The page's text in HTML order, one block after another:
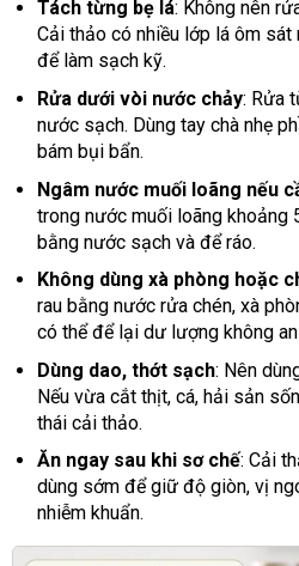
Tách từng bẹ lá: Không nên
Cải thảo có nhiều lớp lá ôm sát
để làm sạch kỹ.
Rửa dưới vòi nước chảy: Rửa
nước sạch. Dùng tay chà nhẹ
bám bụi bẩn.
Ngâm nước muối loãng nếu
trong nước muối loãng khoảng
bằng nước sạch và để ráo.
Không dùng xà phòng hoặc
rau bằng nước rửa chén, xà
có thể để lại dư lượng không
Dùng dao, thớt sạch: Nên
Nếu vừa cắt thịt, cá, hải sản
thái cải thảo.
Ăn ngay sau khi sơ chế: Cải
dùng sớm để giữ độ giòn, vị
nhiễm khuẩn.